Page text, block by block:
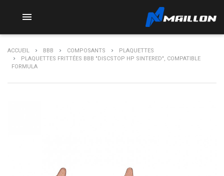

ACCUEIL BBB COMPOSANTS
PLAQUETTES
PLAQUETTES FRITTÉES BBB "DISCSTOP HP SINTERED", COMPATIBLE
FORMULA